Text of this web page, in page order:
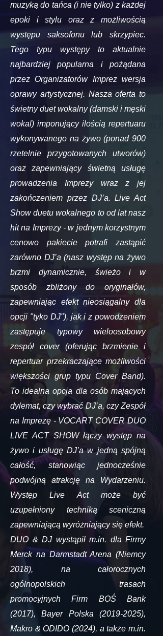
muzyką do tańca (i nie tylko) z każdej
epoki i stylu oraz z możliwością
występu saksofonu lub skrzypiec.
Tego typu występy to aktualnie
najbardziej popularna i pożądana
przez Organizatorów Imprez wersja
oprawy artystycznej. Nasza oferta to
świetny duet wokalny (damski i męski
wokal) imponujący ilością repertuaru
wykonywanego na żywo (ponad 900
rzetelnie przygotowanych utworów)
oraz zapewniający świetną usługę
prowadzenia Imprezy wraz z jej
zakończeniem przez DJ’a. Live Act
Show duetu wokalnego to od lat nasz
hit na Imprezy - w jednym korzystnym
cenowo pakiecie potrafi zastąpić
zarówno DJ’a (nasz występ na żywo
brzmi dynamicznie, świeżo i w
sposób zbliżony do oryginałów,
zapewniając efekt nieosiągalny dla
opcji "tyko DJ"), jak i z powodzeniem
zastępuje typowy wieloosobowy
zespół cover (oferując brzmienie i
repertuar przekraczające możliwości
większości grup typu Cover Band).
To idealna opcja dla osób mających
dylemat, czy wybrać DJ’a, czy Zespół
na Imprezę - VOCART COVER DUO
LIVE ACT SHOW łączy występ na
żywo i usługę DJ’a w jedną spójną
całość, stanowiąc jednocześnie
podwójną atrakcję na Wydarzeniu.
Występ Live Act może być
uzupełniony techniką sceniczną
zapewniającą wyróżniający się efekt.
DUO & DJ wystąpił m.in. dla Firmy
Merck na Darmstadt Arena (Niemcy
2018), na całorocznych
ogólnopolskich trasach
promocyjnych Firm BOŚ Bank
(2017), Bayer Polska (2019-2025),
Makro & ODIDO (2024), a także m.in.